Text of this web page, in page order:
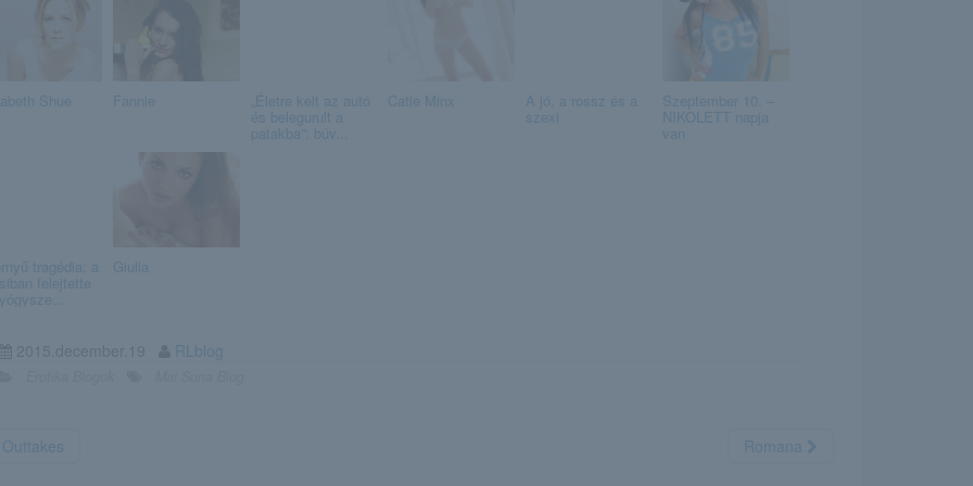
Shue Fannie „Életre kelt az autó
és belegurult a
patakba”: búv...
Catie Minx A jó, a rossz és a
szexi
Szeptember 10. –
NIKOLETT napja
van
tragédia: a
felejtette
Giulia
RLblog
Outtakes Romana